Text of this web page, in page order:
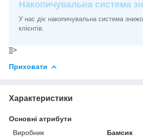
Накопичувальна система
У нас діє накопичувальна система
клієнтів.
]]>
Приховати
Характеристики
Основні атрибути
Виробник
Бамсик